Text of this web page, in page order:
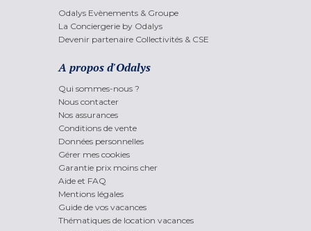
Odalys Evènements & Groupe
La Conciergerie by Odalys
Devenir partenaire Collectivités & CSE
A propos d'Odalys
Qui sommes-nous ?
Nous contacter
Nos assurances
Conditions de vente
Données personnelles
Gérer mes cookies
Garantie prix moins cher
Aide et FAQ
Mentions légales
Guide de vos vacances
Thématiques de location vacances